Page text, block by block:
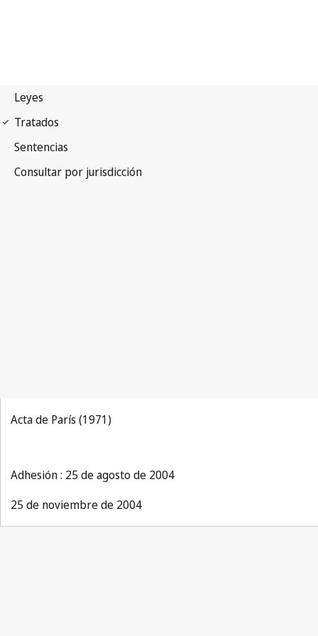
Acta de París (1971)
Adhesión : 25 de agosto de 2004
25 de noviembre de 2004